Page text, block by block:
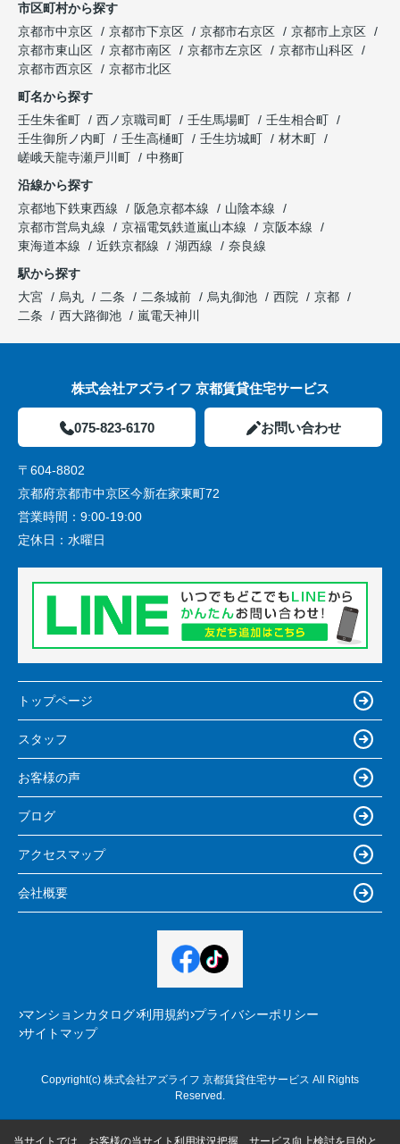
市区町村から探す
京都市中京区
京都市下京区 京都市右京区
京都市上京区
京都市東山区
京都市南区 京都市左京区
京都市山科区
京都市西京区
京都市北区
町名から探す
壬生朱雀町
西ノ京職司町 壬生馬場町
壬生相合町
壬生御所ノ内町
壬生高樋町 壬生坊城町
材木町
嵯峨天龍寺瀬戸川町
中務町
沿線から探す
京都地下鉄東西線
阪急京都本線
山陰本線
京都市営烏丸線
京福電気鉄道嵐山本線
京阪本線
東海道本線
近鉄京都線 湖西線
奈良線
駅から探す
大宮
烏丸 二条 二条城前 烏丸御池 西院
京都
二条
西大路御池 嵐電天神川
株式会社アズライフ 京都賃貸住宅サービス
075-823-6170 お問い合わせ
〒604-8802
京都府京都市中京区今新在家東町72
営業時間： 9:00-19:00
定休日： 水曜日
トップページ
スタッフ
お客様の声
ブログ
アクセスマップ
会社概要
マンションカタログ 利用規約 プライバシーポリシー
サイトマップ
Copyright(c) 株式会社アズライフ 京都賃貸住宅サービス All Rights
Reserved.
当サイトでは、お客様の当サイト利用状況把握、サービス向上検討を目的と